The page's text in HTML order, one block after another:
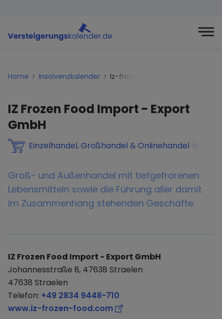
Home Insolvenzkalender Iz-frozen-food-import-export-
IZ Frozen Food Import - Export
GmbH
Einzelhandel, Großhandel & Onlinehandel i
Groß- und Außenhandel mit tiefgefrorenen
Lebensmitteln sowie die Führung aller damit
im Zusammenhang stehenden Geschäfte.
IZ Frozen Food Import - Export GmbH
Johannesstraße 8, 47638 Straelen
47638 Straelen
Telefon: +49 2834 9448-710
www.iz-frozen-food.com